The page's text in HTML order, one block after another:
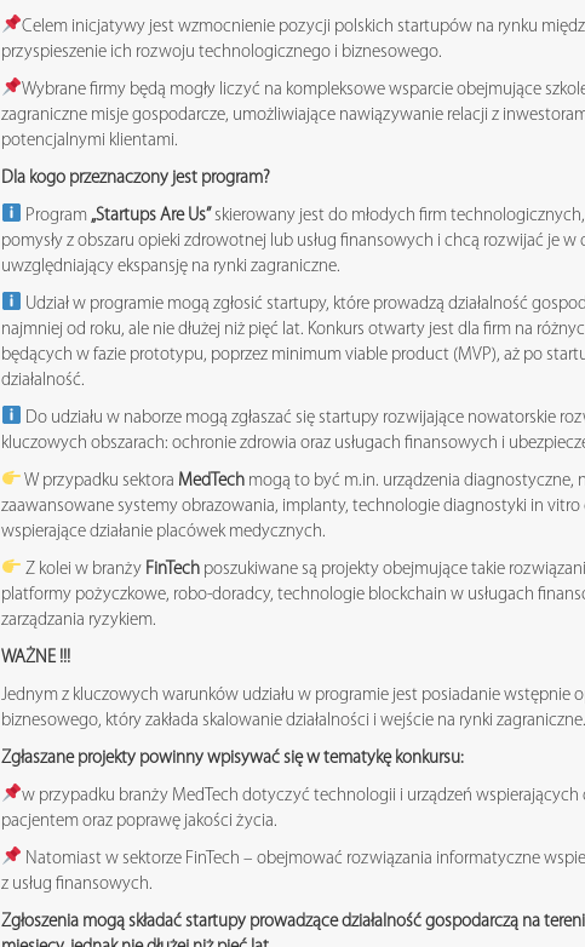
Celem inicjatywy jest wzmocnienie pozycji polskich startupów na rynku
przyspieszenie ich rozwoju technologicznego i biznesowego.
Wybrane firmy będą mogły liczyć na kompleksowe wsparcie obejmujące
zagraniczne misje gospodarcze, umożliwiające nawiązywanie relacji z
potencjalnymi klientami.
Dla kogo przeznaczony jest program?
Program „Startups Are Us” skierowany jest do młodych firm
pomysły z obszaru opieki zdrowotnej lub usług finansowych i chcą rozwijać je
uwzględniający ekspansję na rynki zagraniczne.
Udział w programie mogą zgłosić startupy, które prowadzą działalność
najmniej od roku, ale nie dłużej niż pięć lat. Konkurs otwarty jest dla firm na
będących w fazie prototypu, poprzez minimum viable product (MVP), aż po
działalność.
Do udziału w naborze mogą zgłaszać się startupy rozwijające nowatorskie
kluczowych obszarach: ochronie zdrowia oraz usługach finansowych i
W przypadku sektora MedTech mogą to być m.in. urządzenia diagnostyczne,
zaawansowane systemy obrazowania, implanty, technologie diagnostyki in
wspierające działanie placówek medycznych.
Z kolei w branży FinTech poszukiwane są projekty obejmujące takie
platformy pożyczkowe, robo-doradcy, technologie blockchain w usługach
zarządzania ryzykiem.
WAŻNE !!!
Jednym z kluczowych warunków udziału w programie jest posiadanie wstępnie
biznesowego, który zakłada skalowanie działalności i wejście na rynki zagraniczne.
Zgłaszane projekty powinny wpisywać się w tematykę konkursu:
w przypadku branży MedTech dotyczyć technologii i urządzeń wspierających
pacjentem oraz poprawę jakości życia.
Natomiast w sektorze FinTech – obejmować rozwiązania informatyczne
z usług finansowych.
Zgłoszenia mogą składać startupy prowadzące działalność gospodarczą na